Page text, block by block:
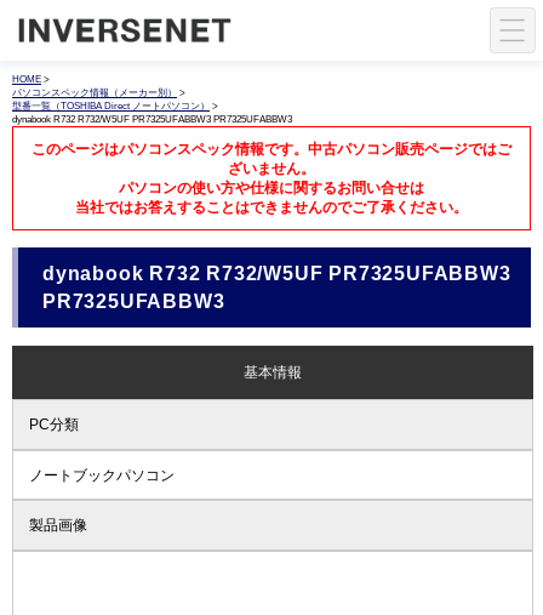
HOME >
パソコンスペック情報（メーカー別）
>
型番一覧（TOSHIBA Direct ノートパソコン）
>
dynabook R732 R732/W5UF PR7325UFABBW3 PR7325UFABBW3
このページはパソコンスペック情報です。中古パソコン販売ページではご
ざいません。
パソコンの使い方や仕様に関するお問い合せは
当社ではお答えすることはできませんのでご了承ください。
dynabook R732 R732/W5UF PR7325UFABBW3
PR7325UFABBW3
基本情報
PC分類
ノートブックパソコン
製品画像